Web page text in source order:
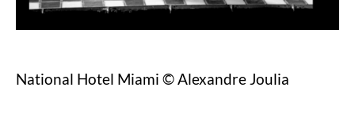
National Hotel Miami © Alexandre Joulia